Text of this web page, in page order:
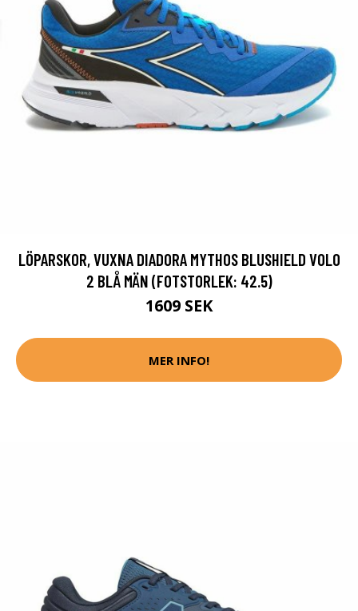
LÖPARSKOR, VUXNA DIADORA MYTHOS BLUSHIELD VOLO
2 BLÅ MÄN (FOTSTORLEK: 42.5)
1609 SEK
MER INFO!